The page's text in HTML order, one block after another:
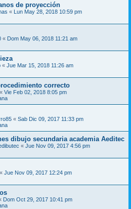
de proyección
« Lun May 28, 2018 10:59 pm
« Dom May 06, 2018 11:21 am
« Jue Mar 15, 2018 11:26 am
correcto
« Vie Feb 02, 2018 8:05 pm
« Sab Dic 09, 2017 11:33 pm
dibujo secundaria academia Aeditec
« Jue Nov 09, 2017 4:56 pm
« Jue Nov 09, 2017 12:24 pm
Dom Oct 29, 2017 10:41 pm